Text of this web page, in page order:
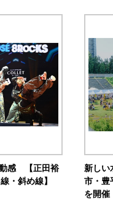
感 【正田裕
・斜め線】
新し
市・豊
を開催